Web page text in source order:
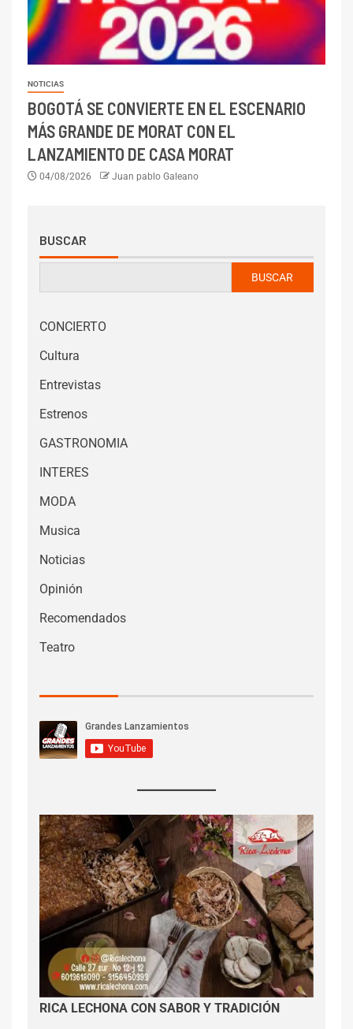
NOTICIAS
BOGOTÁ SE CONVIERTE EN EL ESCENARIO
MÁS GRANDE DE MORAT CON EL
LANZAMIENTO DE CASA MORAT
04/08/2026 Juan pablo Galeano
BUSCAR
BUSCAR
CONCIERTO
Cultura
Entrevistas
Estrenos
GASTRONOMIA
INTERES
MODA
Musica
Noticias
Opinión
Recomendados
Teatro
RICA LECHONA CON SABOR Y TRADICIÓN